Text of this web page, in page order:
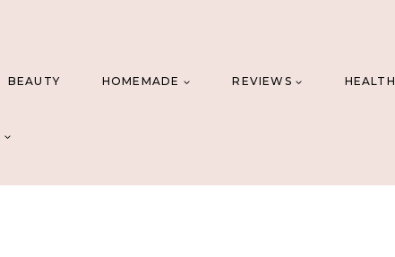
BEAUTY HOMEMADE REVIEWS HEALTH